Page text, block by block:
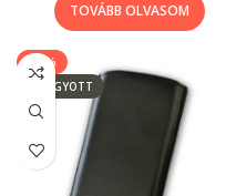
TOVÁBB OLVASOM
-14%
ELFOGYOTT